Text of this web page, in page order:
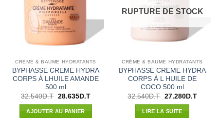
CRÈME & BAUME HYDRATANTS
BYPHASSE CREME HYDRA
CORPS À LHUILE AMANDE
500 ml
32.540D.T Le
initial
était :
28.635D.TLe
AJOUTER AU PANIER
RUPTURE DE STOCK
CRÈME & BAUME HYDRATANTS
BYPHASSE CREME HYDRA
CORPS À L HUILE DE
COCO 500 ml
32.540D.T Le
initial
était :
27.280D.TLe
LIRE LA SUITE